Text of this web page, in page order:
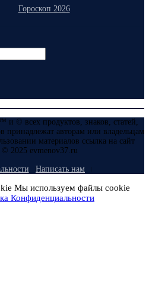
Гороскоп 2026
© всех продуктов, знаков, статей,
принадлежат авторам или владельцам
материалов ссылка на сайт
© 2025 evmenov37.ru
Написать нам
Мы используем файлы cookie
Конфиденциальности